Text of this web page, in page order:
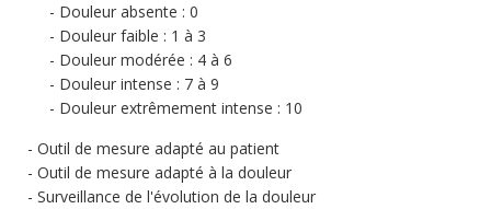
Douleur absente : 0
Douleur faible : 1 à 3
Douleur modérée : 4 à 6
Douleur intense : 7 à 9
Douleur extrêmement intense : 10
Outil de mesure adapté au patient
Outil de mesure adapté à la douleur
Surveillance de l'évolution de la douleur